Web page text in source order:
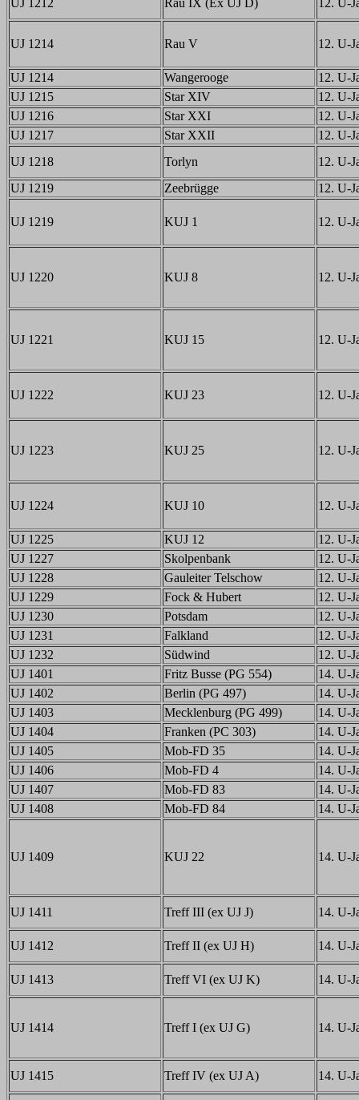
UJ 1212 Rau IX (Ex UJ D) 12. U-
UJ 1214 Rau V 12. U-
UJ 1214 Wangerooge
12. U-
UJ 1215
Star XIV
12. U-
UJ 1216
Star XXI
12. U-
UJ 1217
Star XXII
12. U-
UJ 1218
Torlyn
12. U-
UJ 1219
Zeebrügge 12. U-
UJ 1219 KUJ 1 12. U-
UJ 1220 KUJ 8 12. U-
UJ 1221 KUJ 15 12. U-
UJ 1222 KUJ 23 12. U-
UJ 1223 KUJ 25 12. U-
UJ 1224 KUJ 10 12. U-
UJ 1225 KUJ 12
12. U-
UJ 1227
Skolpenbank
12. U-
UJ 1228
Gauleiter Telschow
12. U-
UJ 1229
Fock & Hubert
12. U-
UJ 1230
Potsdam
12. U-
UJ 1231
Falkland
12. U-
UJ 1232
Südwind
12. U-
UJ 1401
Fritz Busse (PG 554)
14. U-
UJ 1402
Berlin (PG 497)
14. U-
UJ 1403
Mecklenburg (PG 499)
14. U-
UJ 1404
Franken (PC 303)
14. U-
UJ 1405
Mob-FD 35
14. U-
UJ 1406
Mob-FD 4
14. U-
UJ 1407
Mob-FD 83
14. U-
UJ 1408
Mob-FD 84 14. U-
UJ 1409 KUJ 22 14. U-
UJ 1411 Treff III (ex UJ J) 14. U-
UJ 1412 Treff II (ex UJ H) 14. U-
UJ 1413 Treff VI (ex UJ K) 14. U-
UJ 1414 Treff I (ex UJ G) 14. U-
UJ 1415 Treff IV (ex UJ A) 14. U-